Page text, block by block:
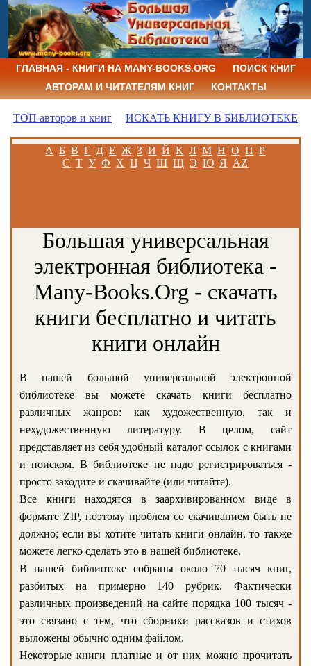
ГЛАВНАЯ - КНИГИ НА MANY-BOOKS.ORG
ПОИСК КНИГ
АВТОРАМ И ЧИТАТЕЛЯМ КНИГ
КОНТАКТЫ
ТОП авторов и книг ИСКАТЬ КНИГУ В БИБЛИОТЕКЕ
А Б В Г Д Е Ж З И Й К Л М Н О П Р
С Т У Ф Х Ц Ч Ш Щ Э Ю Я AZ
Большая универсальная
электронная библиотека -
Many-Books.Org - скачать
книги бесплатно и читать
книги онлайн
В нашей большой универсальной электронной
библиотеке вы можете скачать книги бесплатно
различных жанров: как художественную, так и
нехудожественную литературу. В целом, сайт
представляет из себя удобный каталог ссылок с книгами
и поиском. В библиотеке не надо регистрироваться -
просто заходите и скачивайте (или читайте).
Все книги находятся в заархивированном виде в
формате ZIP, поэтому проблем со скачиванием быть не
должно; если вы хотите читать книги онлайн, то также
можете легко сделать это в нашей библиотеке.
В нашей библиотеке собраны около 70 тысяч книг,
разбитых на примерно 140 рубрик. Фактически
различных произведений на сайте порядка 100 тысяч -
это связано с тем, что сборники рассказов и стихов
выложены обычно одним файлом.
Некоторые книги платные и от них можно прочитать